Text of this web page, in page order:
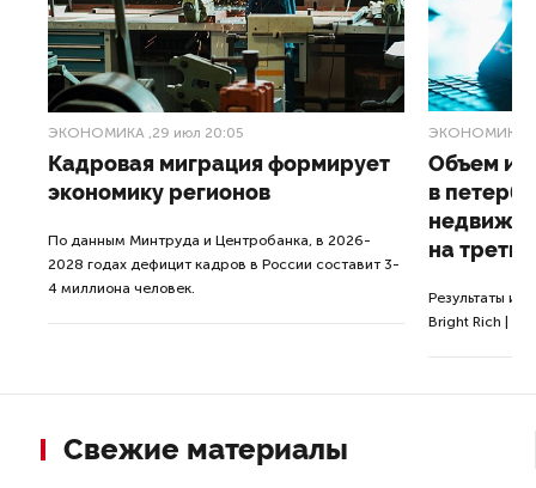
ЭКОНОМИКА ,29 июл 20:05
Кадровая миграция формирует
экономику регионов
По данным Минтруда и Центробанка, в 2026-
2028 годах дефицит кадров в России составит 3-
4 миллиона человек.
ЭКОНОМИКА
Объем
в
на треть
Результаты
Bright Rich |
Свежие материалы